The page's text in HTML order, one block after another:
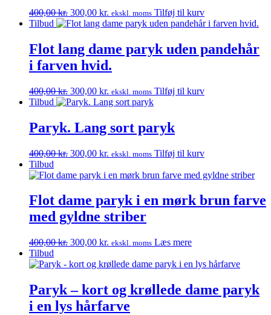
400,00kr. Den
oprindelige
var:
400,00 kr..
300,00 kr. Den
aktuelle
300,00 kr..
ekskl. moms Tilføj til kurv
Tilbud
Flot lang dame paryk uden pandehår
i farven hvid.
400,00kr. Den
oprindelige
var:
400,00 kr..
300,00 kr. Den
aktuelle
300,00 kr..
ekskl. moms Tilføj til kurv
Tilbud
Paryk. Lang sort paryk
400,00kr. Den
pris
400,00 kr..
300,00 kr. Den
pris
300,00 kr..
ekskl. moms Tilføj til kurv
Tilbud
Flot dame paryk i en mørk brun farve
med gyldne striber
400,00kr. Den
pris
400,00 kr..
300,00 kr. Den
pris
300,00 kr..
ekskl. moms Læs mere
Tilbud
Paryk – kort og krøllede dame paryk
i en lys hårfarve